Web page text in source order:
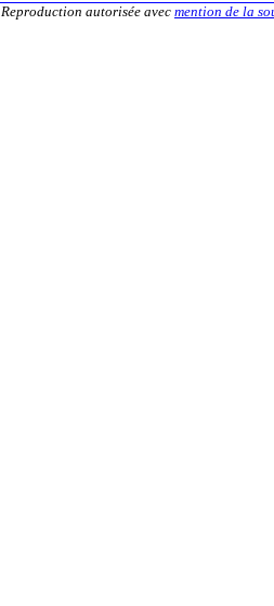
Reproduction autorisée avec mention de la